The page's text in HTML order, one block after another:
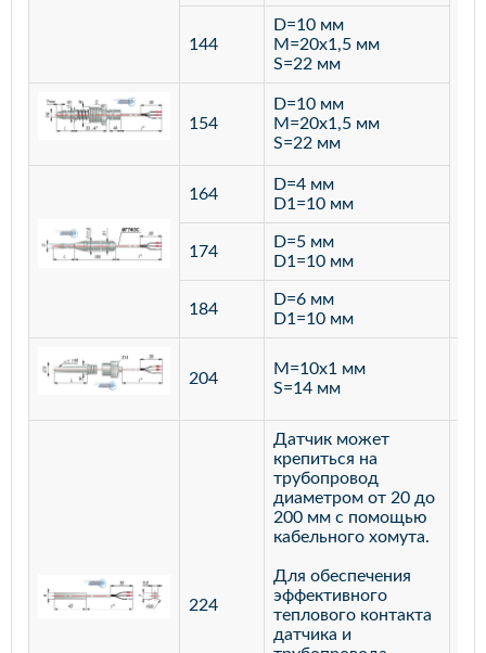
144
D=10 мм
M=20х1,5 мм
S=22 мм
154
D=10 мм
M=20х1,5 мм
S=22 мм
164
D=4 мм
D1=10 мм
174
D=5 мм
D1=10 мм
184
D=6 мм
D1=10 мм
204
M=10х1 мм
S=14 мм
224
Датчик может
крепиться на
трубопровод
диаметром от 20 до
200 мм с помощью
кабельного хомута.
Для обеспечения
эффективного
теплового контакта
датчика и